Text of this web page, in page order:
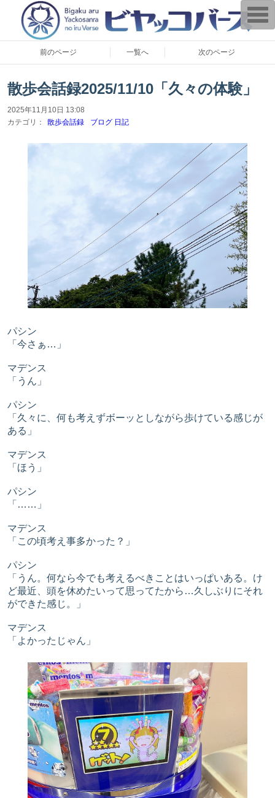
前のページ 一覧へ 次のページ
散歩会話録2025/11/10「久々の体験」
2025年11月10日 13:08
カテゴリ：
散歩会話録 ブログ 日記
パシン
「今さぁ…」
マデンス
「うん」
パシン
「久々に、何も考えずボーッとしながら歩けている感じが
ある」
マデンス
「ほう」
パシン
「……」
マデンス
「この頃考え事多かった？」
パシン
「うん。何なら今でも考えるべきことはいっぱいある。け
ど最近、頭を休めたいって思ってたから…久しぶりにそれ
ができた感じ。」
マデンス
「よかったじゃん」
T
o
g
g
n